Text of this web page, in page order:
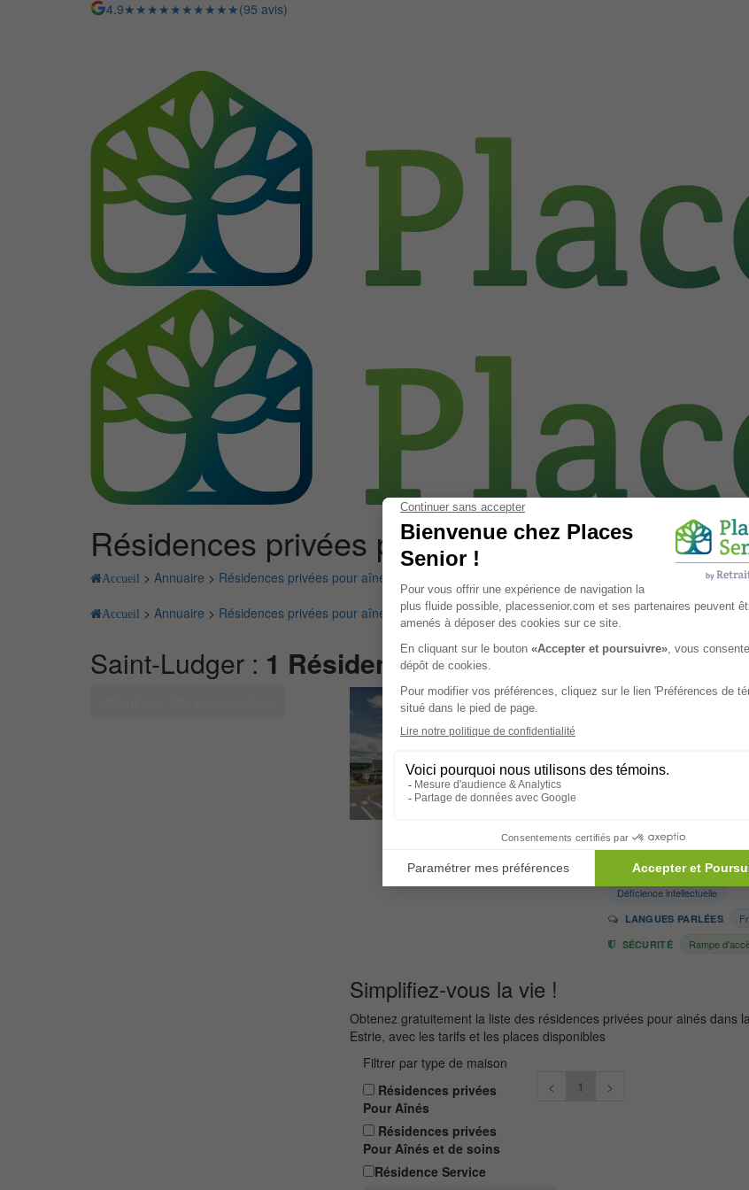
4.9★★★★★ ★★★★★(95 avis)
Résidences privées pour aînés à Saint-Ludger
Accueil > Annuaire > Résidences privées pour aînés Estrie
Accueil > Annuaire > Résidences privées pour aînés Estrie
Saint-Ludger : 1 Résidence privée pour aînéstrouvée
Résidences privées pour
Accueil Permanent
Autonome Semi-autonome
Déficience intellectuelle
LANGUES PARLÉES
SÉCURITÉ Rampe
Simplifiez-vous la vie !
Obtenez gratuitement la liste des résidences privées pour ainés dans
Estrie, avec les tarifs et les places disponibles
< 1 >
Filtrer par type de maison
Résidences privées
Pour Aînés
Résidences privées
Pour Aînés et de soins
Résidence Service